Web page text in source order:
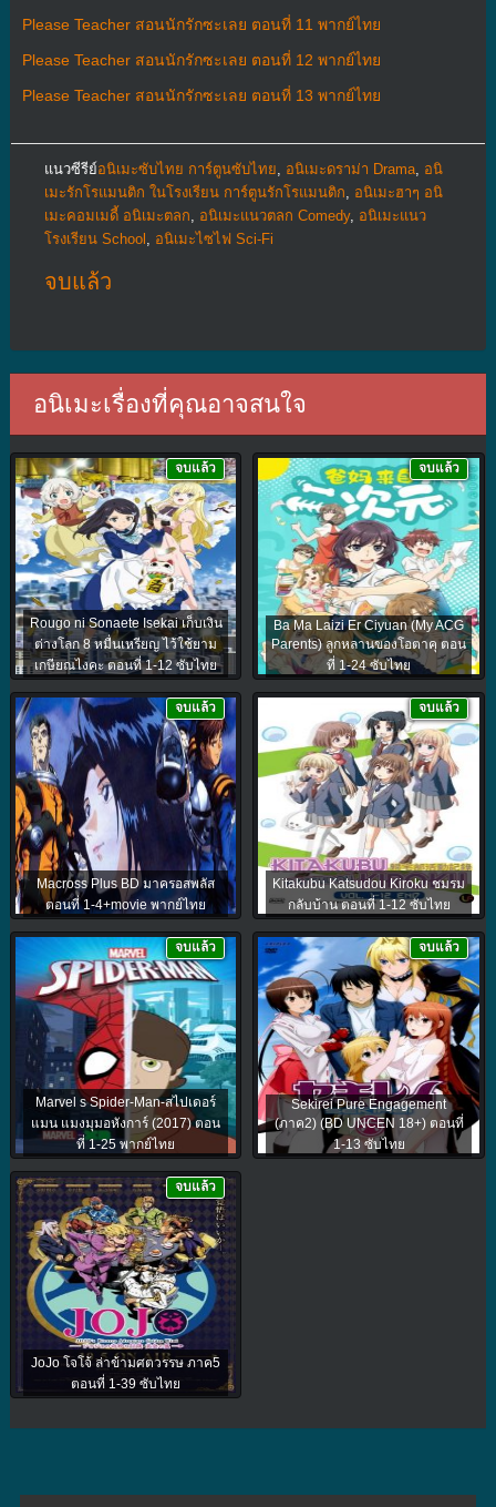
Please Teacher สอนนักรักซะเลย ตอนที่ 11 พากย์ไทย
Please Teacher สอนนักรักซะเลย ตอนที่ 12 พากย์ไทย
Please Teacher สอนนักรักซะเลย ตอนที่ 13 พากย์ไทย
แนวซีรีย์อนิเมะซับไทย การ์ตูนซับไทย อนิเมะดราม่า Drama, อนิ
เมะรักโรแมนติก ในโรงเรียน การ์ตูนรักโรแมนติก
อนิเมะฮาๆ อนิ
เมะคอมเมดี้ อนิเมะตลก
อนิเมะแนวตลก Comedy, อนิเมะแนว
โรงเรียน School
อนิเมะไซไฟ Sci-Fi
จบแล้ว
อนิเมะเรื่องที่คุณอาจสนใจ
Rougo ni Sonaete Isekai เก็บเงิน
ต่างโลก 8 หมื่นเหรียญ ไว้ใช้ยาม
เกษียณไงคะ ตอนที่ 1-12 ซับไทย
จบแล้ว
Ba Ma Laizi Er Ciyuan (My ACG
Parents) ลูกหลานของโอตาคุ ตอน
ที่ 1-24 ซับไทย
จบแล้ว
Macross Plus BD มาครอสพลัส
ตอนที่ 1-4+movie พากย์ไทย
จบแล้ว
Kitakubu Katsudou Kiroku ชมรม
กลับบ้าน ตอนที่ 1-12 ซับไทย
จบแล้ว
Marvel s Spider-Man-สไปเดอร์
แมน แมงมุมอหังการ์ (2017) ตอน
ที่ 1-25 พากย์ไทย
จบแล้ว
Sekirei Pure Engagement
(ภาค2) (BD UNCEN 18+) ตอนที่
1-13 ซับไทย
จบแล้ว
JoJo โจโจ้ ล่าข้ามศตวรรษ ภาค5
ตอนที่ 1-39 ซับไทย
จบแล้ว